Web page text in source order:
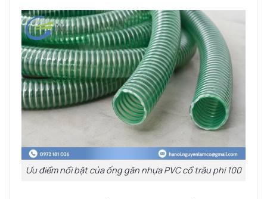
Ưu điểm nổi bật của ống gân nhựa PVC cổ trâu phi 100